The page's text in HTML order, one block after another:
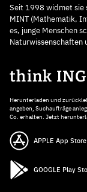
Seit 1998 widmet sie
MINT (Mathematik,
es, junge Menschen
Naturwissenschaften
think
Herunterladen und
angeben, Suchaufträge
Co. erhalten. Jetzt
APPLE App Store
GOOGLE Play